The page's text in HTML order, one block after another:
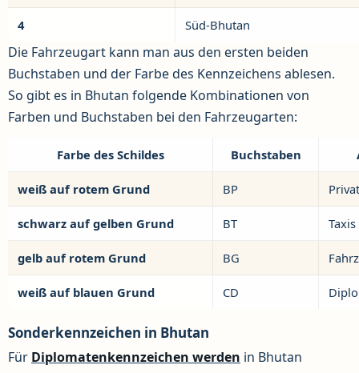
4 Süd-Bhutan
Die Fahrzeugart kann man aus den ersten beiden
Buchstaben und der Farbe des Kennzeichens ablesen.
So gibt es in Bhutan folgende Kombinationen von
Farben und Buchstaben bei den Fahrzeugarten:
Farbe des Schildes Buchstaben
weiß auf rotem Grund BP
schwarz auf gelben Grund BT Taxis
gelb auf rotem Grund BG
weiß auf blauen Grund CD
Sonderkennzeichen in Bhutan
Für Diplomatenkennzeichen werden in Bhutan